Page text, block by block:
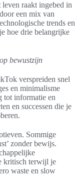
raakt ingebed in
een mix van
trends en
hoe drie belangrijke
bewustzijn
verspreiden snel
en minimalisme
tot informatie en
en successen die je
Sommige
zonder bewijs.
kritisch terwijl je
waste en slow